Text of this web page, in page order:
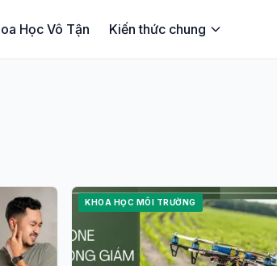
Học Vô Tận Kiến thức chung
KHOA HỌC MÔI TRƯỜNG